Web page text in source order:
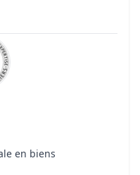
en biens